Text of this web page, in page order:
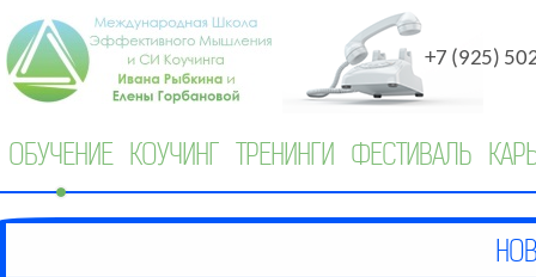
+7 (925)
ОБУЧЕНИЕ КОУЧИНГ ТРЕНИНГИ ФЕСТИВАЛЬ